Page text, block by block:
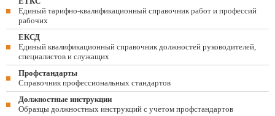
Единый тарифно-квалификационный справочник работ и профессий
рабочих
ЕКСД
Единый квалификационный справочник должностей руководителей,
специалистов и служащих
Профстандарты
Справочник профессиональных стандартов
Должностные инструкции
Образцы должностных инструкций с учетом профстандартов